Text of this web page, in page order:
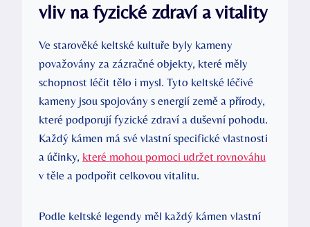
vliv na fyzické zdraví a vitality
Ve starověké keltské kultuře byly kameny
považovány za zázračné objekty, které měly
schopnost léčit tělo i mysl. Tyto keltské léčivé
kameny jsou spojovány s energií země a přírody,
které podporují fyzické zdraví a duševní pohodu.
Každý kámen má své vlastní specifické vlastnosti
a účinky, které mohou pomoci udržet rovnováhu
v těle a podpořit celkovou vitalitu.
Podle keltské legendy měl každý kámen vlastní